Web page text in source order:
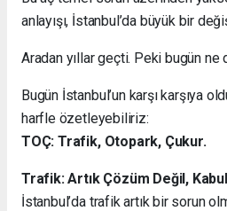
anlayışı, İstanbul’da büyük bir
Aradan yıllar geçti. Peki bugün ne
Bugün İstanbul’un karşı karşıya
harfle özetleyebiliriz:
TOÇ: Trafik, Otopark, Çukur.
Trafik: Artık Çözüm Değil,
İstanbul’da trafik artık bir sorun